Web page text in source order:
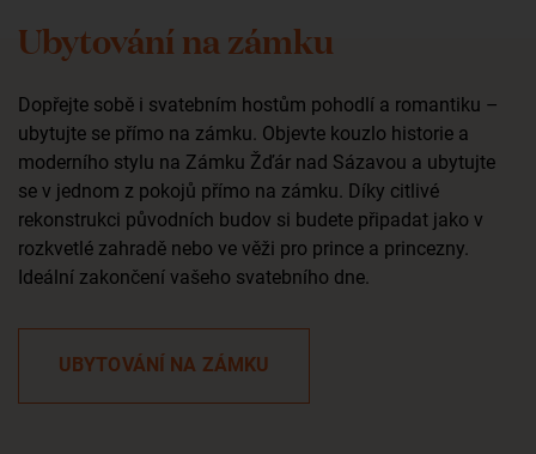
Ubytování na zámku
Dopřejte sobě i svatebním hostům pohodlí a romantiku –
ubytujte se přímo na zámku. Objevte kouzlo historie a
moderního stylu na Zámku Žďár nad Sázavou a ubytujte
se v jednom z pokojů přímo na zámku. Díky citlivé
rekonstrukci původních budov si budete připadat jako v
rozkvetlé zahradě nebo ve věži pro prince a princezny.
Ideální zakončení vašeho svatebního dne.
UBYTOVÁNÍ NA ZÁMKU